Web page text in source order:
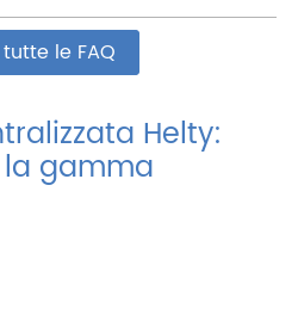
le FAQ
Helty:
gamma